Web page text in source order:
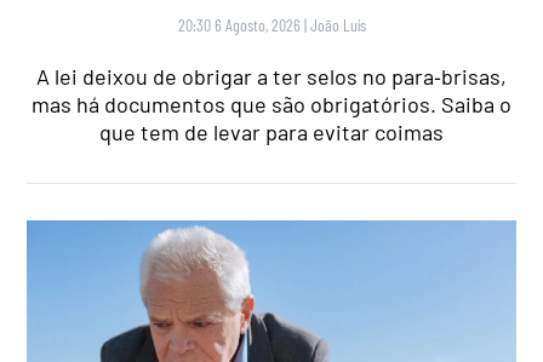
20:30 6 Agosto, 2026 |João Luís
A lei deixou de obrigar a ter selos no para‑brisas,
mas há documentos que são obrigatórios. Saiba o
que tem de levar para evitar coimas